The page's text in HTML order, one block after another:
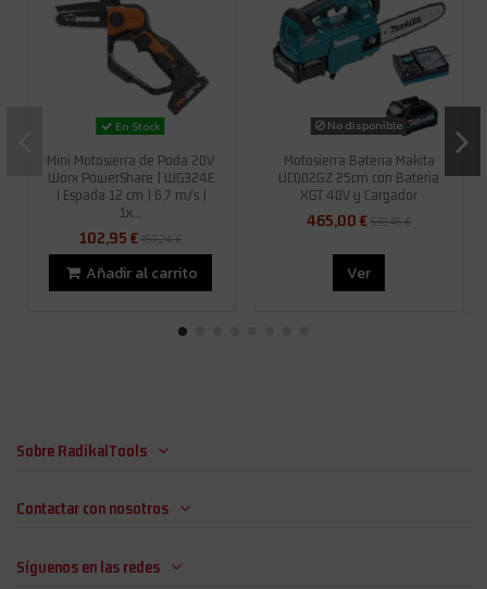
En Stock
Mini Motosierra de Poda 20V
Worx PowerShare | WG324E
| Espada 12 cm | 6,7 m/s |
1x...
102,95 €157,24 €
Añadir al carrito
No disponible
Motosierra Bateria Makita
UC002GZ 25cm con Bateria
XGT 40V y Cargador
465,00 €539,45 €
Ver
Sobre RadikalTools
Contactar con nosotros
Síguenos en las redes